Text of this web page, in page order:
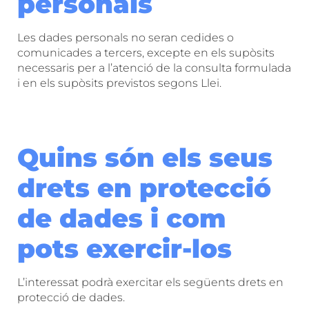
Les dades personals no seran cedides o
comunicades a tercers, excepte en els supòsits
necessaris per a l’atenció de la consulta formulada
i en els supòsits previstos segons Llei.
Quins són els seus
drets en protecció
de dades i com
pots exercir-los
L’interessat podrà exercitar els següents drets en
protecció de dades.